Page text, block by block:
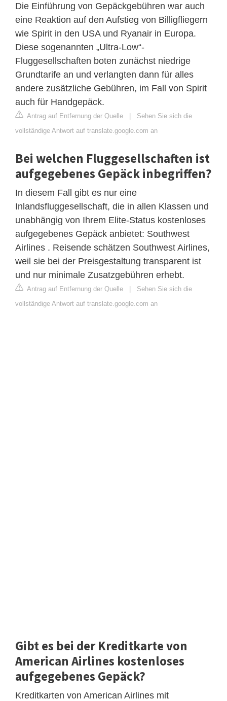
Die Einführung von Gepäckgebühren war auch
eine Reaktion auf den Aufstieg von Billigfliegern
wie Spirit in den USA und Ryanair in Europa.
Diese sogenannten „Ultra-Low“-
Fluggesellschaften boten zunächst niedrige
Grundtarife an und verlangten dann für alles
andere zusätzliche Gebühren, im Fall von Spirit
auch für Handgepäck.
Antrag auf Entfernung der Quelle | Sehen Sie sich die
vollständige Antwort auf translate.google.com an
Bei welchen Fluggesellschaften ist
aufgegebenes Gepäck inbegriffen?
In diesem Fall gibt es nur eine
Inlandsfluggesellschaft, die in allen Klassen und
unabhängig von Ihrem Elite-Status kostenloses
aufgegebenes Gepäck anbietet: Southwest
Airlines . Reisende schätzen Southwest Airlines,
weil sie bei der Preisgestaltung transparent ist
und nur minimale Zusatzgebühren erhebt.
Antrag auf Entfernung der Quelle | Sehen Sie sich die
vollständige Antwort auf translate.google.com an
Gibt es bei der Kreditkarte von
American Airlines kostenloses
aufgegebenes Gepäck?
Kreditkarten von American Airlines mit